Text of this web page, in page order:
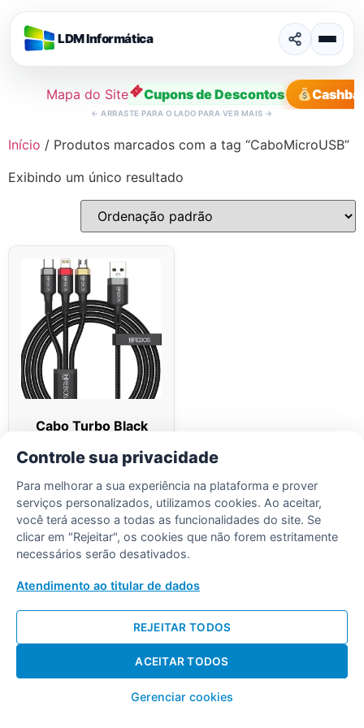
LDM Informática
Mapa do Site Cupons de Descontos
← ARRASTE PARA O LADO PARA VER MAIS →
Início / Produtos marcados com a tag “CaboMicroUSB”
Exibindo um único resultado
Cabo Turbo Black
USB Type-C e
Saiba Mais
Desenvolvido por Diogo Soares
Controle sua privacidade
Para melhorar a sua experiência na plataforma e prover
serviços personalizados, utilizamos cookies. Ao aceitar,
você terá acesso a todas as funcionalidades do site. Se
clicar em "Rejeitar", os cookies que não forem estritamente
necessários serão desativados.
Atendimento ao titular de dados
Gerenciar cookies
REJEITAR TODOS
ACEITAR TODOS